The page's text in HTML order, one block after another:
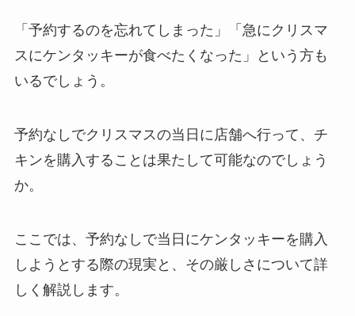
「予約するのを忘れてしまった」「急にクリスマ
スにケンタッキーが食べたくなった」という方も
いるでしょう。
予約なしでクリスマスの当日に店舗へ行って、チ
キンを購入することは果たして可能なのでしょう
か。
ここでは、予約なしで当日にケンタッキーを購入
しようとする際の現実と、その厳しさについて詳
しく解説します。